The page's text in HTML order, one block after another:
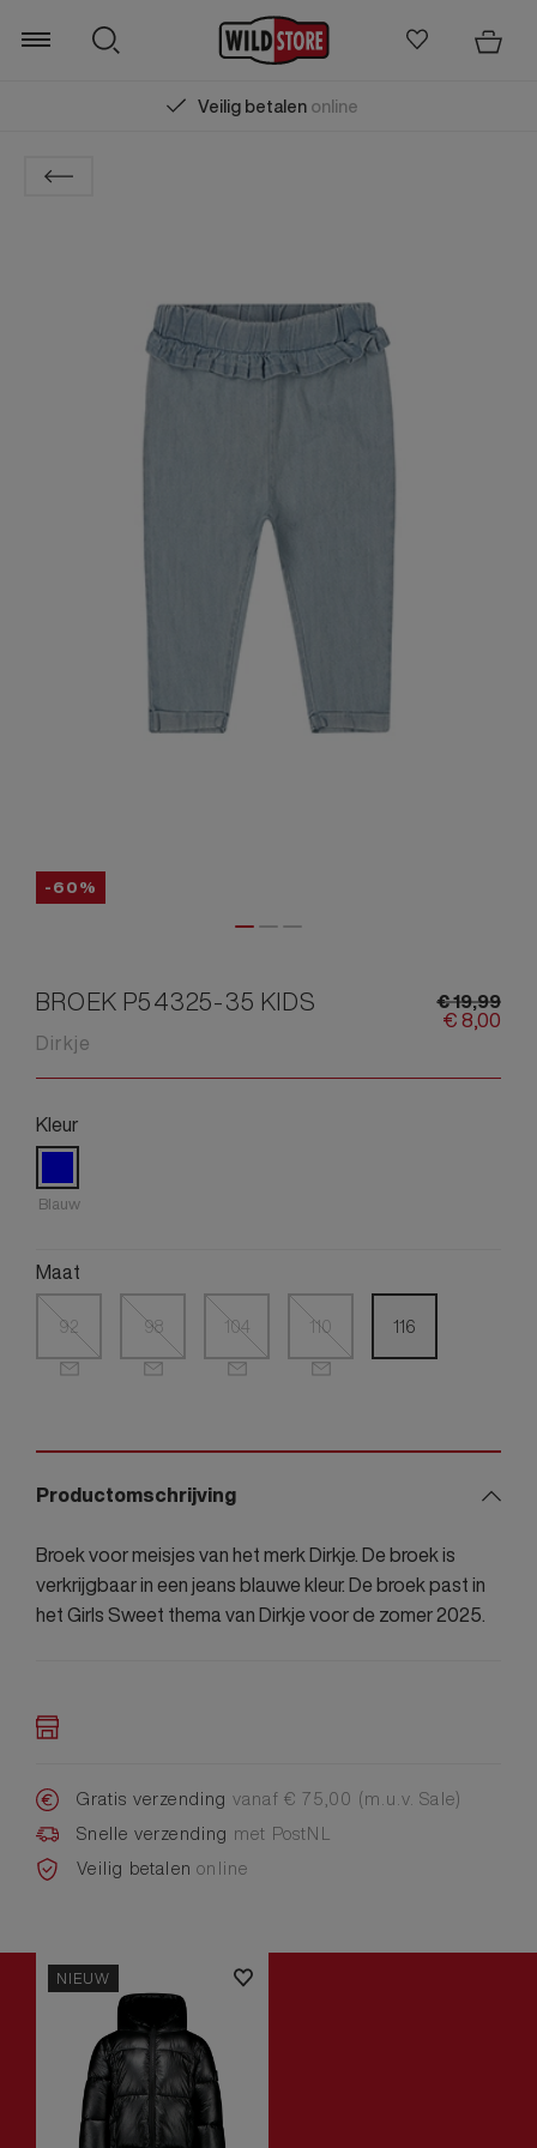
Veilig betalenonline
Zoeken
-60%
BROEK P54325-35 KIDS
Dirkje
€19,99
€8,00
Kleur
Blauw
Maat
92 98 104 110 116
Productomschrijving
Broek voor meisjes van het merk Dirkje. De broek is
verkrijgbaar in een jeans blauwe kleur. De broek past in
het Girls Sweet thema van Dirkje voor de zomer 2025.
Gratis verzending vanaf € 75,00 (m.u.v. Sale)
Snelle verzending met PostNL
Veilig betalenonline
NIEUW